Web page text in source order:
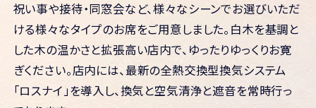
祝い事や接待・同窓会など、様々なシーンでお選びいただ
ける様々なタイプのお席をご用意しました。白木を基調と
した木の温かさと拡張高い店内で、ゆったりゆっくりお寛
ぎください。店内には、最新の全熱交換型換気システム
「ロスナイ」を導入し、換気と空気清浄と遮音を常時行っ